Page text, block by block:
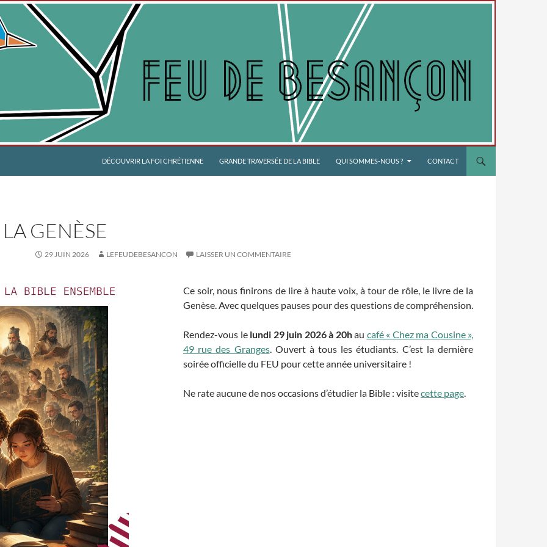
DÉCOUVRIR LA FOI CHRÉTIENNE GRANDE TRAVERSÉE DE LA BIBLE QUI SOMMES-NOUS ? CONTACT
GENÈSE
29 JUIN 2026 LEFEUDEBESANCON LAISSER UN COMMENTAIRE
Ce soir, nous finirons de lire à haute voix, à tour de rôle, le livre de la
Genèse. Avec quelques pauses pour des questions de compréhension.
Rendez-vous le lundi 29 juin 2026 à 20hau café « Chez ma Cousine »,
49 rue des Granges. Ouvert à tous les étudiants. C’est la dernière
soirée officielle du FEU pour cette année universitaire !
Ne rate aucune de nos occasions d’étudier la Bible : visitecette page.